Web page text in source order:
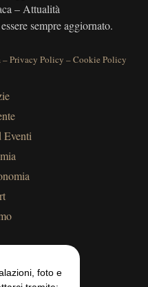
– Attualità
sempre aggiornato.
–Privacy Policy –Cookie Policy
Eventi
foto e